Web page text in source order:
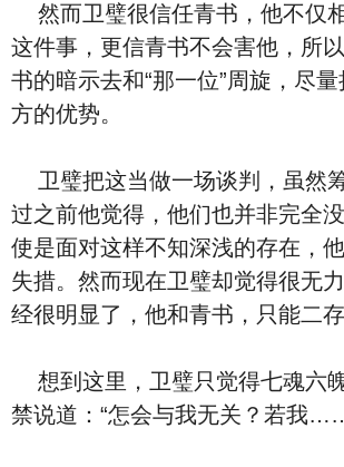
然而卫璧很信任青书，他不仅
这件事，更信青书不会害他，所
书的暗示去和“那一位”周旋，尽
方的优势。
卫璧把这当做一场谈判，虽然
过之前他觉得，他们也并非完全
使是面对这样不知深浅的存在，
失措。然而现在卫璧却觉得很无
经很明显了，他和青书，只能二存
想到这里，卫璧只觉得七魂六
禁说道：“怎会与我无关？若我